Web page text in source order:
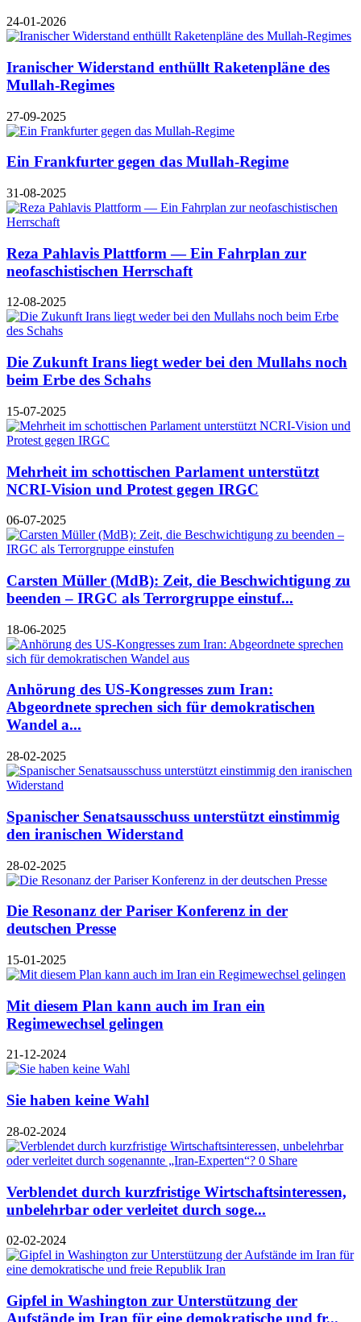
24-01-2026
Iranischer Widerstand enthüllt Raketenpläne des
Mullah-Regimes
27-09-2025
Ein Frankfurter gegen das Mullah-Regime
31-08-2025
Reza Pahlavis Plattform — Ein Fahrplan zur
neofaschistischen Herrschaft
12-08-2025
Die Zukunft Irans liegt weder bei den Mullahs noch
beim Erbe des Schahs
15-07-2025
Mehrheit im schottischen Parlament unterstützt
NCRI-Vision und Protest gegen IRGC
06-07-2025
Carsten Müller (MdB): Zeit, die Beschwichtigung zu
beenden – IRGC als Terrorgruppe einstuf...
18-06-2025
Anhörung des US-Kongresses zum Iran:
Abgeordnete sprechen sich für demokratischen
Wandel a...
28-02-2025
Spanischer Senatsausschuss unterstützt einstimmig
den iranischen Widerstand
28-02-2025
Die Resonanz der Pariser Konferenz in der
deutschen Presse
15-01-2025
Mit diesem Plan kann auch im Iran ein
Regimewechsel gelingen
21-12-2024
Sie haben keine Wahl
28-02-2024
Verblendet durch kurzfristige Wirtschaftsinteressen,
unbelehrbar oder verleitet durch soge...
02-02-2024
Gipfel in Washington zur Unterstützung der
Aufstände im Iran für eine demokratische und fr...